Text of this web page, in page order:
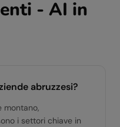
- AI in
abruzzesi?
montano,
i settori chiave in